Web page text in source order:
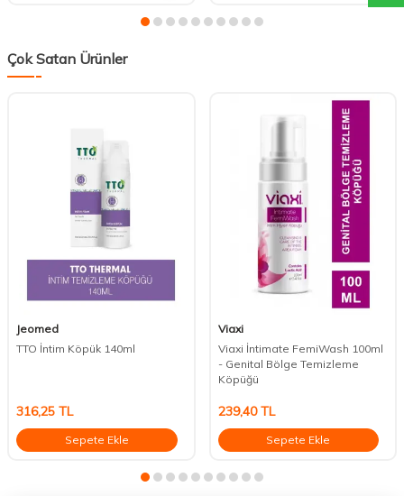
Çok Satan Ürünler
Jeomed
TTO İntim Köpük 140ml
316,25 TL
Sepete Ekle
Viaxi
Viaxi İntimate FemiWash 100ml
- Genital Bölge Temizleme
Köpüğü
239,40TL
Sepete Ekle